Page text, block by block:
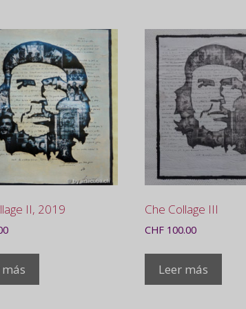
II, 2019 Che Collage III
CHF 100.00
Leer más